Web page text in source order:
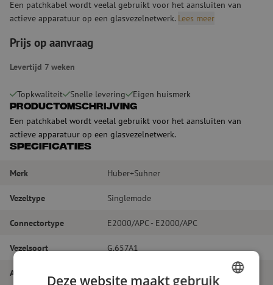
Een patchkabel wordt veelal gebruikt voor het aansluiten van
actieve apparatuur op een glasvezelnetwerk. Lees meer
Prijs op aanvraag
Levertijd 7 weken
Topkwaliteit Snelle levering Eigen huismerk
Productomschrijving
Een patchkabel wordt veelal gebruikt voor het aansluiten van
actieve apparatuur op een glasvezelnetwerk.
Specificaties
Merk Huber+Suhner
Vezeltype Singlemode
Connectortype E2000/APC - E2000/APC
Vezelsoort G.657A1
Aantal vezelsDeze website maakt gebruik